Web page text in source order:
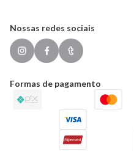
Nossas redes sociais
Formas de pagamento